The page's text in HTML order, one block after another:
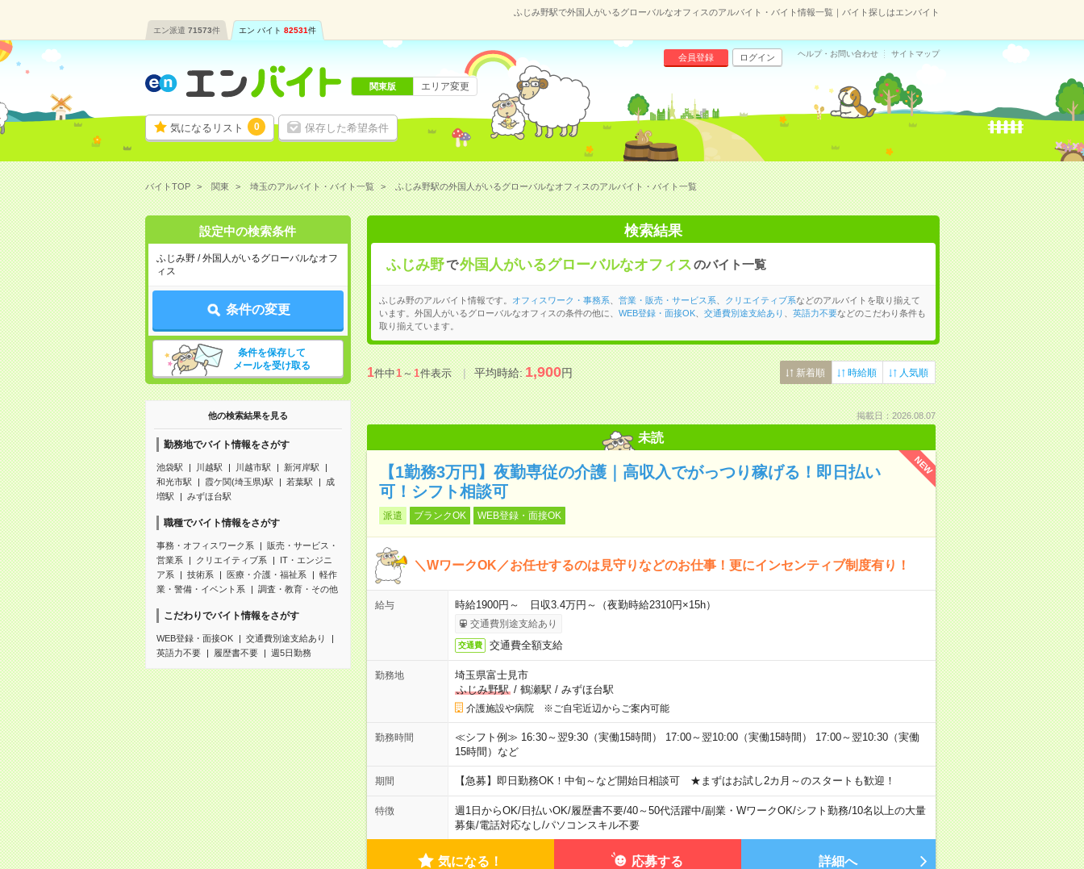
ふじみ野駅で外国人がいるグローバルなオフィスのアルバイト・バイト情報一覧｜バイト探しはエンバイト
エン派遣 71573件 エン バイト 82531件
気になるリスト 0 保存した希望条件
会員登録 ログイン ヘルプ・お問い合わせ サイトマップ
関東版 エリア変更
バイトTOP 関東 埼玉のアルバイト・バイト一覧 ふじみ野駅の外国人がいるグローバルなオフィスのアルバイト・バイト一覧
設定中の検索条件
ふじみ野 / 外国人がいるグローバルなオフ
ィス
条件の変更
条件を保存して
メールを受け取る
他の検索結果を見る
勤務地でバイト情報をさがす
池袋駅 川越駅 川越市駅
新河岸駅
和光市駅
霞ケ関(埼玉県)駅 若葉駅
成
増駅
みずほ台駅
職種でバイト情報をさがす
事務・オフィスワーク系
販売・サービス・
営業系
クリエイティブ系
IT・エンジニ
ア系
技術系 医療・介護・福祉系
軽作
業・警備・イベント系
調査・教育・その他
こだわりでバイト情報をさがす
WEB登録・面接OK
交通費別途支給あり
英語力不要
履歴書不要 週5日勤務
検索結果
ふじみ野で外国人がいるグローバルなオフィスのバイト一覧
ふじみ野のアルバイト情報です。 オフィスワーク・事務系 営業・販売・サービス系 クリエイティブ系などのアルバイトを取り揃えて
います。外国人がいるグローバルなオフィスの条件の他に、 WEB登録・面接OK、 交通費別途支給あり 英語力不要などのこだわり条件も
取り揃えています。
1件中1～1件表示 平均時給:1,900円 新着順 時給順 人気順
掲載日：2026.08.07
未読
NEW
【1勤務3万円】夜勤専従の介護｜高収入でがっつり稼げる！即日払い
可！シフト相談可
派遣 ブランクOK WEB登録・面接OK
＼WワークOK／お任せするのは見守りなどのお仕事！更にインセンティブ制度有り！
給与 時給1900円～ 日収3.4万円～（夜勤時給2310円×15h）
交通費別途支給あり
交通費 交通費全額支給
勤務地
埼玉県富士見市
ふじみ野駅/ 鶴瀬駅 / みずほ台駅
介護施設や病院 ※ご自宅近辺からご案内可能
勤務時間
≪シフト例≫ 16:30～翌9:30（実働15時間） 17:00～翌10:00（実働15時間） 17:00～翌10:30（実働
15時間）など
期間 【急募】即日勤務OK！中旬～など開始日相談可 ★まずはお試し2カ月～のスタートも歓迎！
特徴 週1日からOK/日払いOK/履歴書不要/40～50代活躍中/副業・WワークOK/シフト勤務/10名以上の大量
募集/電話対応なし/パソコンスキル不要
気になる！ 応募する 詳細へ